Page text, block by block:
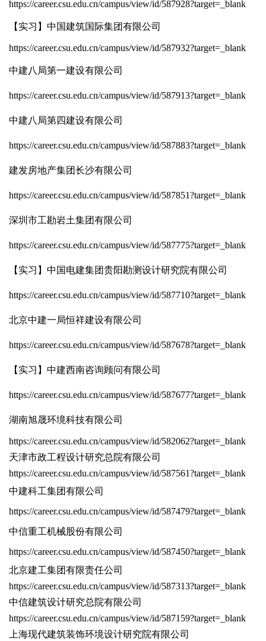
https://career.csu.edu.cn/campus/view/id/587928?target=_blank
【实习】中国建筑国际集团有限公司
https://career.csu.edu.cn/campus/view/id/587932?target=_blank
中建八局第一建设有限公司
https://career.csu.edu.cn/campus/view/id/587913?target=_blank
中建八局第四建设有限公司
https://career.csu.edu.cn/campus/view/id/587883?target=_blank
建发房地产集团长沙有限公司
https://career.csu.edu.cn/campus/view/id/587851?target=_blank
深圳市工勘岩土集团有限公司
https://career.csu.edu.cn/campus/view/id/587775?target=_blank
【实习】中国电建集团贵阳勘测设计研究院有限公司
https://career.csu.edu.cn/campus/view/id/587710?target=_blank
北京中建一局恒祥建设有限公司
https://career.csu.edu.cn/campus/view/id/587678?target=_blank
【实习】中建西南咨询顾问有限公司
https://career.csu.edu.cn/campus/view/id/587677?target=_blank
湖南旭晟环境科技有限公司
https://career.csu.edu.cn/campus/view/id/582062?target=_blank
天津市政工程设计研究总院有限公司
https://career.csu.edu.cn/campus/view/id/587561?target=_blank
中建科工集团有限公司
https://career.csu.edu.cn/campus/view/id/587479?target=_blank
中信重工机械股份有限公司
https://career.csu.edu.cn/campus/view/id/587450?target=_blank
北京建工集团有限责任公司
https://career.csu.edu.cn/campus/view/id/587313?target=_blank
中信建筑设计研究总院有限公司
https://career.csu.edu.cn/campus/view/id/587159?target=_blank
上海现代建筑装饰环境设计研究院有限公司